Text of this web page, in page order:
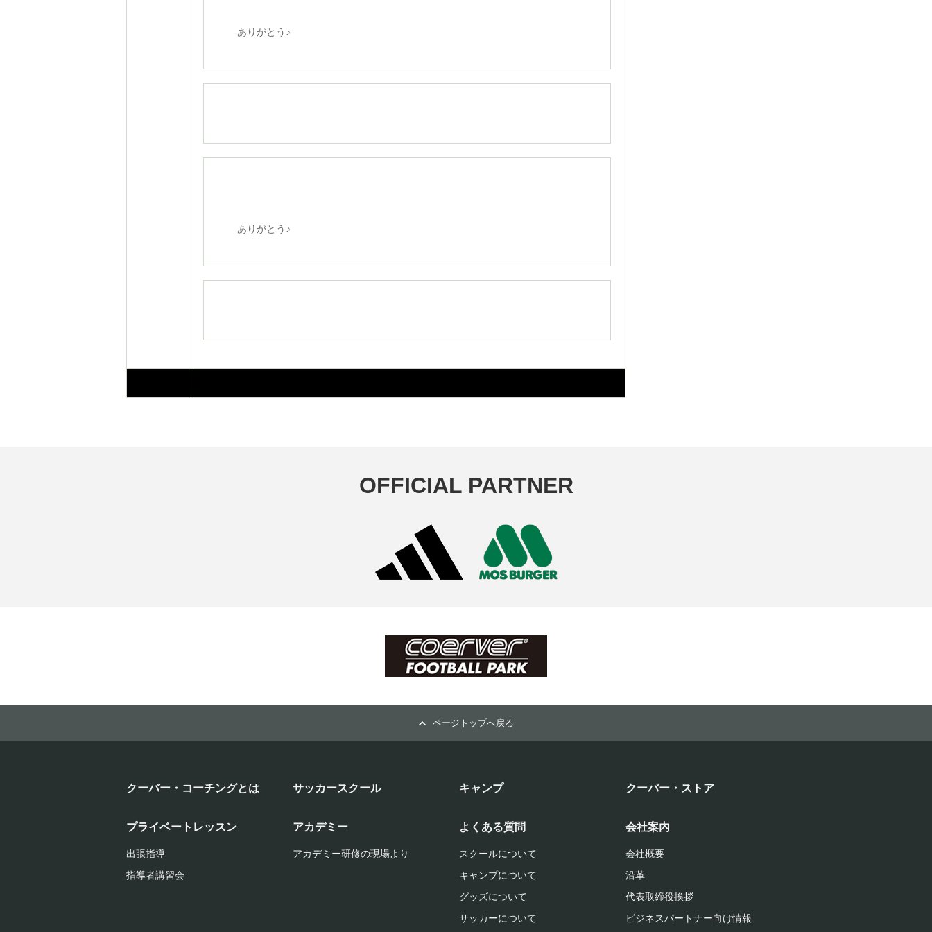
ありがとう♪
ありがとう♪
OFFICIAL PARTNER
ページトップへ戻る
クーバー・コーチングとは サッカースクール キャンプ クーバー・ストア
プライベートレッスン
出張指導
指導者講習会
アカデミー
アカデミー研修の現場より
よくある質問
スクールについて
キャンプについて
グッズについて
サッカーについて
会社案内
会社概要
沿革
代表取締役挨拶
ビジネスパートナー向け情報